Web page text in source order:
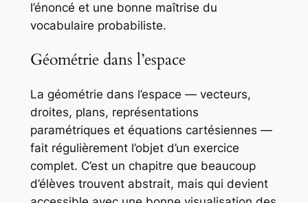
l’énoncé et une bonne maîtrise du
vocabulaire probabiliste.
Géométrie dans l’espace
La géométrie dans l’espace — vecteurs,
droites, plans, représentations
paramétriques et équations cartésiennes —
fait régulièrement l’objet d’un exercice
complet. C’est un chapitre que beaucoup
d’élèves trouvent abstrait, mais qui devient